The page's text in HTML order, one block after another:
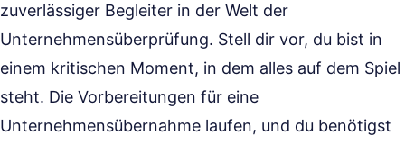
zuverlässiger Begleiter in der Welt der
Unternehmensüberprüfung. Stell dir vor, du bist in
einem kritischen Moment, in dem alles auf dem Spiel
steht. Die Vorbereitungen für eine
Unternehmensübernahme laufen, und du benötigst